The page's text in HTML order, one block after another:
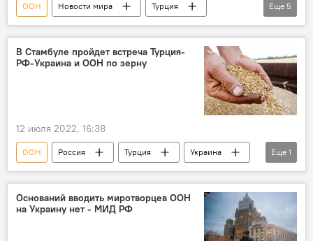
ООН Новости мира
Турция
Россия
Украина
Министерство обороны Турции
Хулуси Акар
Зерно
Еще 5
В Стамбуле пройдет встреча Турция-
РФ-Украина и ООН по зерну
12 июля 2022, 16:38
ООН Россия Турция
Украина
Зерно
Еще 1
Оснований вводить миротворцев ООН
на Украину нет - МИД РФ